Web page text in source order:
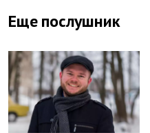
Еще послушник